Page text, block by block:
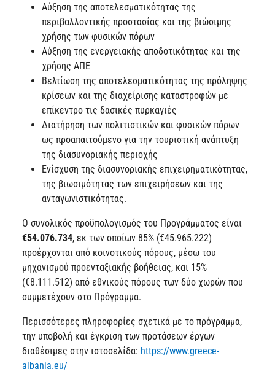
Αύξηση της αποτελεσματικότητας της
περιβαλλοντικής προστασίας και της βιώσιμης
χρήσης των φυσικών πόρων
Αύξηση της ενεργειακής αποδοτικότητας και της
χρήσης ΑΠΕ
Βελτίωση της αποτελεσματικότητας της πρόληψης
κρίσεων και της διαχείρισης καταστροφών με
επίκεντρο τις δασικές πυρκαγιές
Διατήρηση των πολιτιστικών και φυσικών πόρων
ως προαπαιτούμενο για την τουριστική ανάπτυξη
της διασυνοριακής περιοχής
Ενίσχυση της διασυνοριακής επιχειρηματικότητας,
της βιωσιμότητας των επιχειρήσεων και της
ανταγωνιστικότητας.
Ο συνολικός προϋπολογισμός του Προγράμματος είναι
€54.076.734, εκ των οποίων 85% (€45.965.222)
προέρχονται από κοινοτικούς πόρους, μέσω του
μηχανισμού προενταξιακής βοήθειας, και 15%
(€8.111.512) από εθνικούς πόρους των δύο χωρών που
συμμετέχουν στο Πρόγραμμα.
Περισσότερες πληροφορίες σχετικά με το πρόγραμμα,
την υποβολή και έγκριση των προτάσεων έργων
διαθέσιμες στην ιστοσελίδα: https://www.greece-
albania.eu/